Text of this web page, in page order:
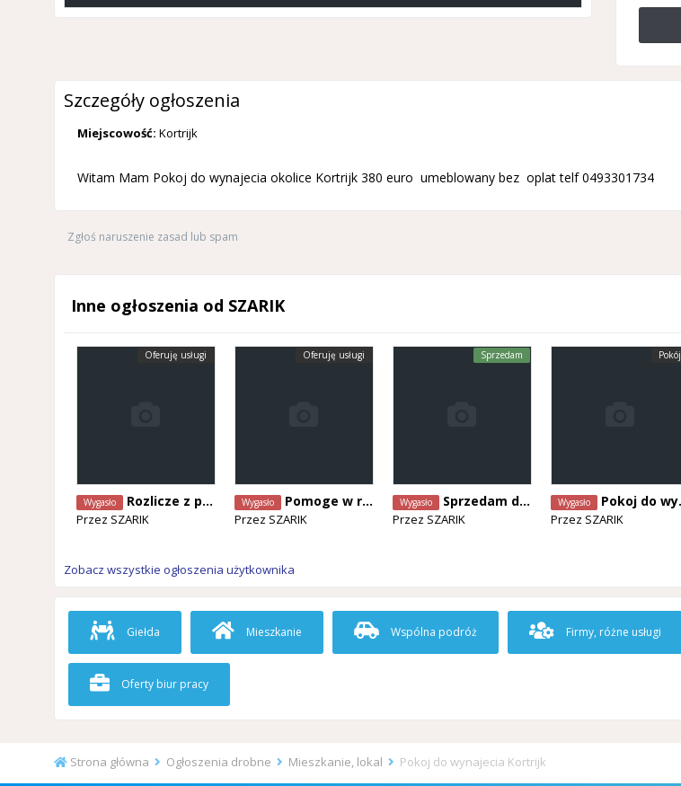
Szczegóły ogłoszenia
Miejscowość: Kortrijk
Witam Mam Pokoj do wynajecia okolice Kortrijk 380 euro umeblowany bez oplat telf 0493301734
Zgłoś naruszenie zasad lub spam
Inne ogłoszenia od SZARIK
Oferuję usługi
Wygasło Rozlicze z podatkiem
Przez SZARIK
Oferuję usługi
Wygasło Pomoge w rozliczeniu z podatkiem
Przez SZARIK
Sprzedam
Wygasło Sprzedam duże okno tarasowe
Przez SZARIK
Pokój
Wygasło Pokoj do wynajecia
Przez SZARIK
Zobacz wszystkie ogłoszenia użytkownika
Giełda Mieszkanie Wspólna podróż Firmy, różne usługi
Oferty biur pracy
Strona główna Ogłoszenia drobne Mieszkanie, lokal Pokoj do wynajecia Kortrijk